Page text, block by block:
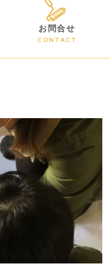
お問合せ
CONTACT